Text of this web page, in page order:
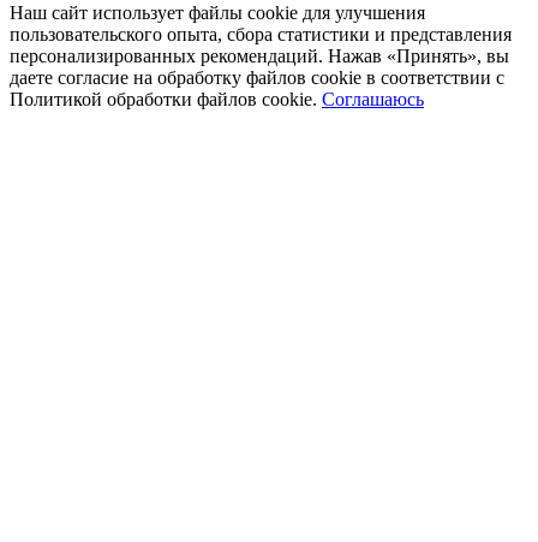
Наш сайт использует файлы cookie для улучшения
пользовательского опыта, сбора статистики и представления
персонализированных рекомендаций. Нажав «Принять», вы
даете согласие на обработку файлов cookie в соответствии с
Политикой обработки файлов cookie. Соглашаюсь